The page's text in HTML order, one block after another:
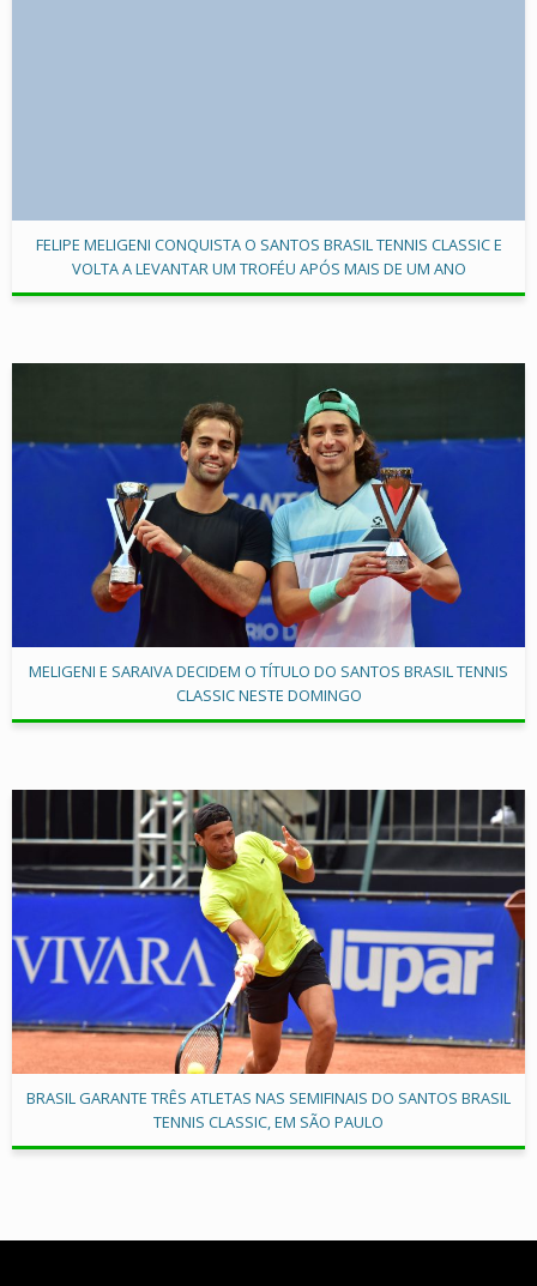
FELIPE MELIGENI CONQUISTA O SANTOS BRASIL TENNIS CLASSIC E
VOLTA A LEVANTAR UM TROFÉU APÓS MAIS DE UM ANO
MELIGENI E SARAIVA DECIDEM O TÍTULO DO SANTOS BRASIL TENNIS
CLASSIC NESTE DOMINGO
BRASIL GARANTE TRÊS ATLETAS NAS SEMIFINAIS DO SANTOS BRASIL
TENNIS CLASSIC, EM SÃO PAULO